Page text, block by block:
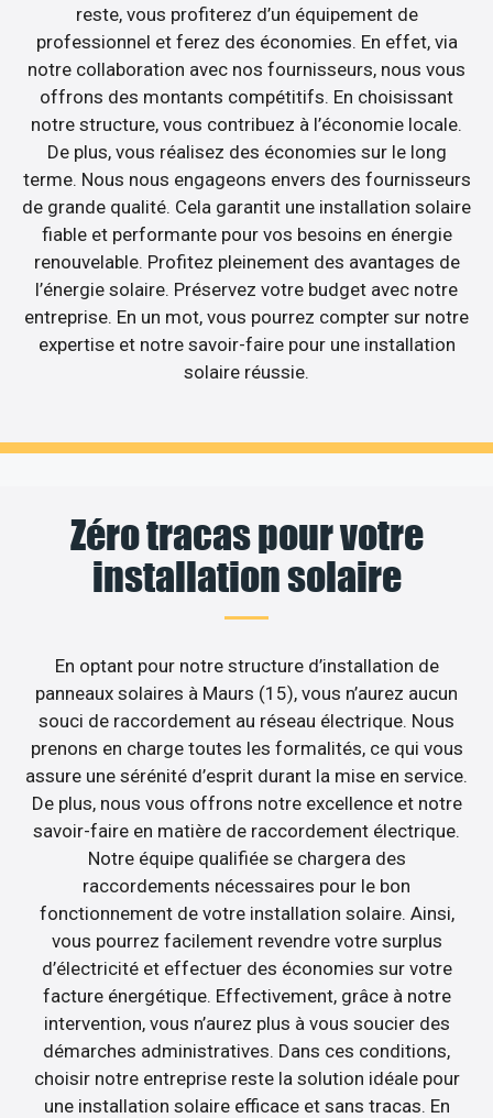
reste, vous profiterez d’un équipement de
professionnel et ferez des économies. En effet, via
notre collaboration avec nos fournisseurs, nous vous
offrons des montants compétitifs. En choisissant
notre structure, vous contribuez à l’économie locale.
De plus, vous réalisez des économies sur le long
terme. Nous nous engageons envers des fournisseurs
de grande qualité. Cela garantit une installation solaire
fiable et performante pour vos besoins en énergie
renouvelable. Profitez pleinement des avantages de
l’énergie solaire. Préservez votre budget avec notre
entreprise. En un mot, vous pourrez compter sur notre
expertise et notre savoir-faire pour une installation
solaire réussie.
Zéro tracas pour votre
installation solaire
En optant pour notre structure d’installation de
panneaux solaires à Maurs (15), vous n’aurez aucun
souci de raccordement au réseau électrique. Nous
prenons en charge toutes les formalités, ce qui vous
assure une sérénité d’esprit durant la mise en service.
De plus, nous vous offrons notre excellence et notre
savoir-faire en matière de raccordement électrique.
Notre équipe qualifiée se chargera des
raccordements nécessaires pour le bon
fonctionnement de votre installation solaire. Ainsi,
vous pourrez facilement revendre votre surplus
d’électricité et effectuer des économies sur votre
facture énergétique. Effectivement, grâce à notre
intervention, vous n’aurez plus à vous soucier des
démarches administratives. Dans ces conditions,
choisir notre entreprise reste la solution idéale pour
une installation solaire efficace et sans tracas. En